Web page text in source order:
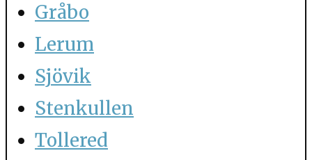
Gråbo
Lerum
Sjövik
Stenkullen
Tollered